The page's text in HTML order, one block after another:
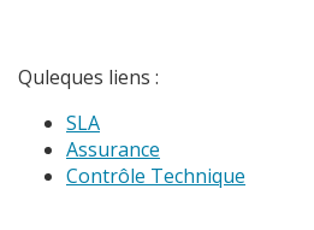
Quleques liens :
SLA
Assurance
Contrôle Technique